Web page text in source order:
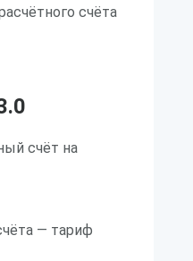
счёта
счёт на
— тариф